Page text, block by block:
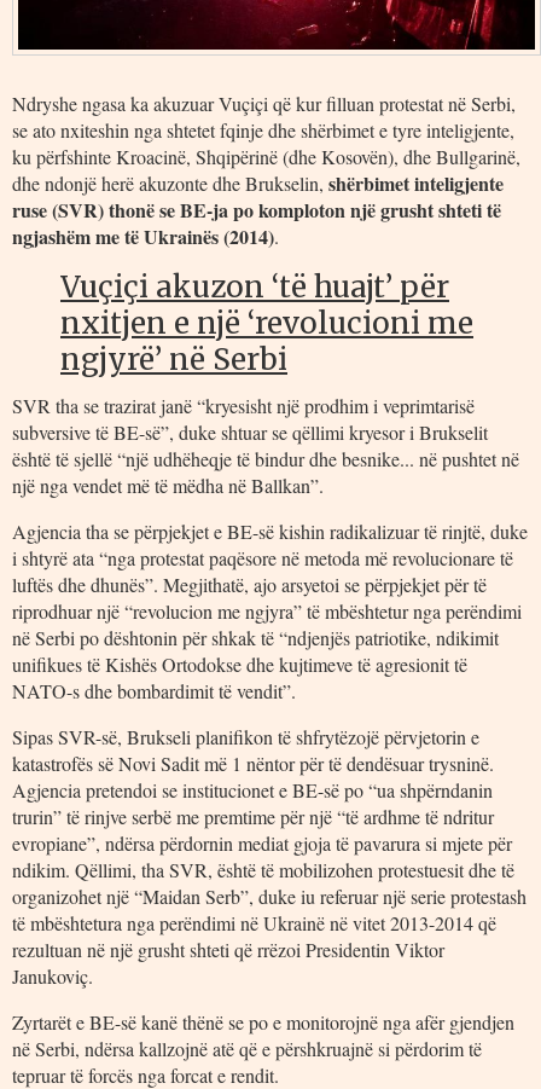
Ndryshe ngasa ka akuzuar Vuçiçi që kur filluan protestat në Serbi,
se ato nxiteshin nga shtetet fqinje dhe shërbimet e tyre inteligjente,
ku përfshinte Kroacinë, Shqipërinë (dhe Kosovën), dhe Bullgarinë,
dhe ndonjë herë akuzonte dhe Brukselin, shërbimet inteligjente
ruse (SVR) thonë se BE-ja po komploton një grusht shteti të
ngjashëm me të Ukrainës (2014).
Vuçiçi akuzon ‘të huajt’ për
nxitjen e një ‘revolucioni me
ngjyrë’ në Serbi
SVR tha se trazirat janë “kryesisht një prodhim i veprimtarisë
subversive të BE-së”, duke shtuar se qëllimi kryesor i Brukselit
është të sjellë “një udhëheqje të bindur dhe besnike... në pushtet në
një nga vendet më të mëdha në Ballkan”.
Agjencia tha se përpjekjet e BE-së kishin radikalizuar të rinjtë, duke
i shtyrë ata “nga protestat paqësore në metoda më revolucionare të
luftës dhe dhunës”. Megjithatë, ajo arsyetoi se përpjekjet për të
riprodhuar një “revolucion me ngjyra” të mbështetur nga perëndimi
në Serbi po dështonin për shkak të “ndjenjës patriotike, ndikimit
unifikues të Kishës Ortodokse dhe kujtimeve të agresionit të
NATO-s dhe bombardimit të vendit”.
Sipas SVR-së, Brukseli planifikon të shfrytëzojë përvjetorin e
katastrofës së Novi Sadit më 1 nëntor për të dendësuar trysninë.
Agjencia pretendoi se institucionet e BE-së po “ua shpërndanin
trurin” të rinjve serbë me premtime për një “të ardhme të ndritur
evropiane”, ndërsa përdornin mediat gjoja të pavarura si mjete për
ndikim. Qëllimi, tha SVR, është të mobilizohen protestuesit dhe të
organizohet një “Maidan Serb”, duke iu referuar një serie protestash
të mbështetura nga perëndimi në Ukrainë në vitet 2013-2014 që
rezultuan në një grusht shteti që rrëzoi Presidentin Viktor
Janukoviç.
Zyrtarët e BE-së kanë thënë se po e monitorojnë nga afër gjendjen
në Serbi, ndërsa kallzojnë atë që e përshkruajnë si përdorim të
tepruar të forcës nga forcat e rendit.